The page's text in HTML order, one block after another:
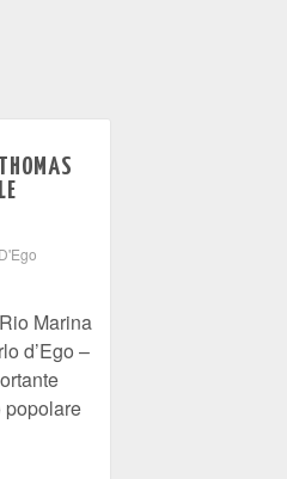
Marina
d’Ego –
popolare